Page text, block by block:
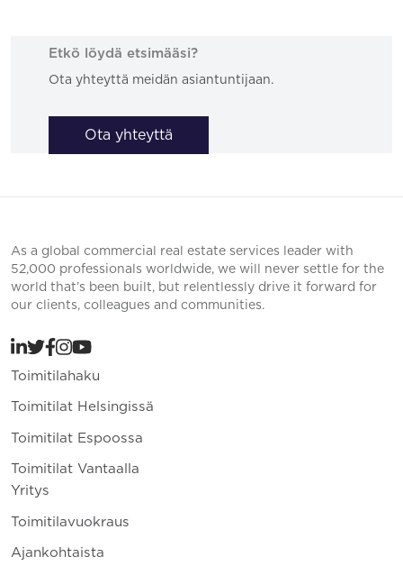
Etkö löydä etsimääsi?
Ota yhteyttä meidän asiantuntijaan.
Ota yhteyttä
As a global commercial real estate services leader with
52,000 professionals worldwide, we will never settle for the
world that’s been built, but relentlessly drive it forward for
our clients, colleagues and communities.
Toimitilahaku
Toimitilat Helsingissä
Toimitilat Espoossa
Toimitilat Vantaalla
Yritys
Toimitilavuokraus
Ajankohtaista